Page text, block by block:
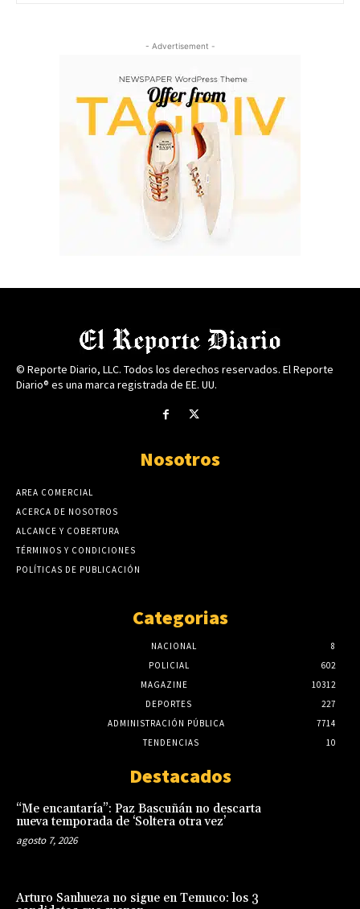
- Advertisement -
© Reporte Diario, LLC. Todos los derechos reservados. El Reporte
Diario® es una marca registrada de EE. UU.
Nosotros
AREA COMERCIAL
ACERCA DE NOSOTROS
ALCANCE Y COBERTURA
TÉRMINOS Y CONDICIONES
POLÍTICAS DE PUBLICACIÓN
Categorias
NACIONAL
8
POLICIAL
602
MAGAZINE
10312
DEPORTES
227
ADMINISTRACIÓN PÚBLICA
7714
TENDENCIAS
10
Destacados
“Me encantaría”: Paz Bascuñán no descarta
nueva temporada de ‘Soltera otra vez’
agosto 7, 2026
Arturo Sanhueza no sigue en Temuco: los 3